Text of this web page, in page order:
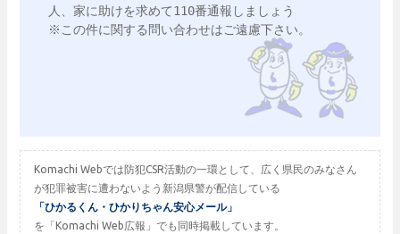
人、家に助けを求めて110番通報しましょう
※この件に関する問い合わせはご遠慮下さい。
Komachi Webでは防犯CSR活動の一環として、広く県民のみなさん
が犯罪被害に遭わないよう新潟県警が配信している
「ひかるくん・ひかりちゃん安心メール」
を「Komachi Web広報」でも同時掲載しています。